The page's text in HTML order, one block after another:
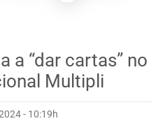
a “dar cartas” no
Multipli
- 10:19h